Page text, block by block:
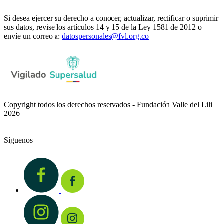
Si desea ejercer su derecho a conocer, actualizar, rectificar o suprimir
sus datos, revise los artículos 14 y 15 de la Ley 1581 de 2012 o
envíe un correo a: datospersonales@fvl.org.co
Copyright todos los derechos reservados - Fundación Valle del Lili
2026
Síguenos